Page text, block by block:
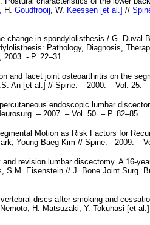
H.Goudfrooij, W. Keessen [et al.]//
change in spondylolisthesis / G. Duval-
Pathology, Diagnosis,
2003. - P. 22–31.
and facet joint osteoarthritis on the
An [et al.] // Spine. – 2000. – Vol. 25. –
endoscopic lumbar
– 2007. – Vol. 50. – P. 82–85.
Motion as Risk Factors for
Young-Baeg Kim // Spine. - 2009. –
revision lumbar discectomy. A 16-
S.M. Eisenstein // J. Bone Joint Surg.
discs after smoking and
H. Matsuzaki, Y. Tokuhasi [et